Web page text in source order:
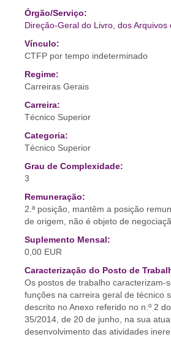
Órgão/Serviço:
Direção-Geral do Livro, dos Arquivos
Vínculo:
CTFP por tempo indeterminado
Regime:
Carreiras Gerais
Carreira:
Técnico Superior
Categoria:
Técnico Superior
Grau de Complexidade:
3
Remuneração:
2.ª posição, mantêm a posição
de origem, não é objeto de
Suplemento Mensal:
0,00 EUR
Caracterização do Posto de
Os postos de trabalho caracterizam-
funções na carreira geral de técnico
descrito no Anexo referido no n.º 2
35/2014, de 20 de junho, na sua
desenvolvimento das atividades